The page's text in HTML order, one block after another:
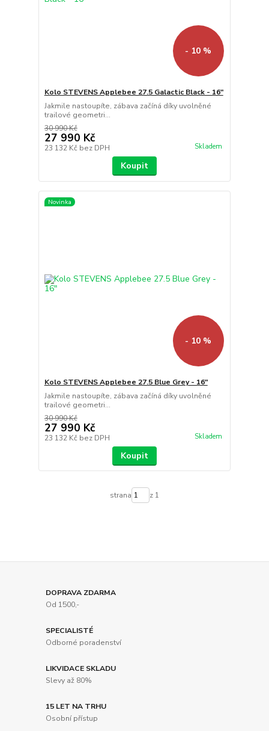
- 10 %
Kolo STEVENS Applebee 27.5 Galactic Black - 16"
Jakmile nastoupíte, zábava začíná díky uvolněné
trailové geometri...
30 990 Kč
27 990 Kč
23 132 Kč bez DPH Skladem
Koupit
Novinka
- 10 %
Kolo STEVENS Applebee 27.5 Blue Grey - 16"
Jakmile nastoupíte, zábava začíná díky uvolněné
trailové geometri...
30 990 Kč
27 990 Kč
23 132 Kč bez DPH Skladem
Koupit
strana z 1
DOPRAVA ZDARMA
Od 1500,-
SPECIALISTÉ
Odborné poradenství
LIKVIDACE SKLADU
Slevy až 80%
15 LET NA TRHU
Osobní přístup